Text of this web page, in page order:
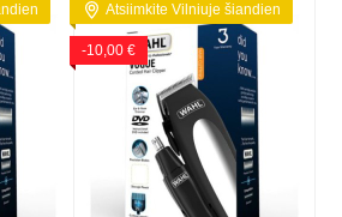
Atsiimkite Vilniuje šiandien
-10,00 €